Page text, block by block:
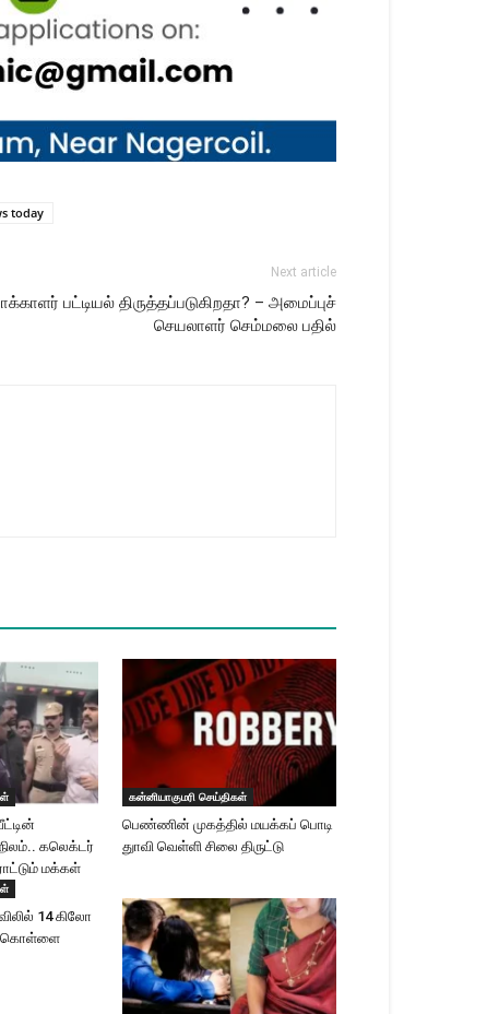
today
Next article
பட்டியல் திருத்தப்படுகிறதா? – அமைப்புச்
செயலாளர் செம்மலை பதில்
நிலம்.. கலெக்டர்
மக்கள்
கன்னியாகுமரி செய்திகள்
பெண்ணின் முகத்தில் மயக்கப் பொடி
துாவி வெள்ளி சிலை திருட்டு
14 கிலோ
கொள்ளை